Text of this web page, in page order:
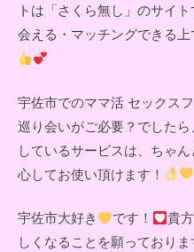
トは「さくら無し」のサイ
会える・マッチングできる
宇佐市でのママ活 セックス
巡り会いがご必要？でした
しているサービスは、ちゃ
心してお使い頂けます！
宇佐市大好き です！
貴
しくなることを願っておりま